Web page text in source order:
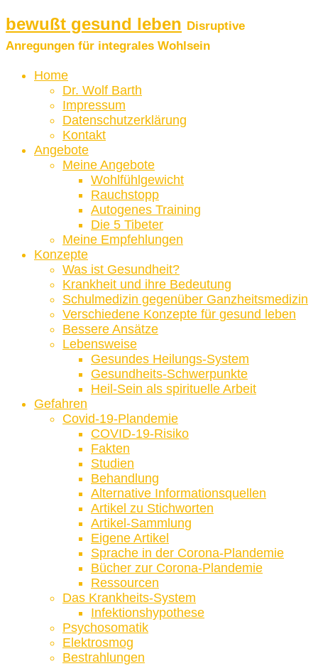
bewußt gesund leben Disruptive
Anregungen für integrales Wohlsein
Home
Dr. Wolf Barth
Impressum
Datenschutzerklärung
Kontakt
Angebote
Meine Angebote
Wohlfühlgewicht
Rauchstopp
Autogenes Training
Die 5 Tibeter
Meine Empfehlungen
Konzepte
Was ist Gesundheit?
Krankheit und ihre Bedeutung
Schulmedizin gegenüber Ganzheitsmedizin
Verschiedene Konzepte für gesund leben
Bessere Ansätze
Lebensweise
Gesundes Heilungs-System
Gesundheits-Schwerpunkte
Heil-Sein als spirituelle Arbeit
Gefahren
Covid-19-Plandemie
COVID-19-Risiko
Fakten
Studien
Behandlung
Alternative Informationsquellen
Artikel zu Stichworten
Artikel-Sammlung
Eigene Artikel
Sprache in der Corona-Plandemie
Bücher zur Corona-Plandemie
Ressourcen
Das Krankheits-System
Infektionshypothese
Psychosomatik
Elektrosmog
Bestrahlungen